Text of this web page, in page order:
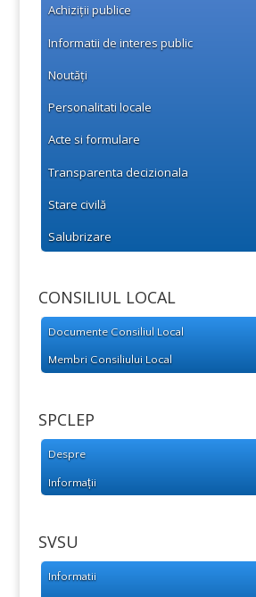
Achiziții publice
Informatii de interes public
Noutăți
Personalitati locale
Acte si formulare
Transparenta decizionala
Stare civilă
Salubrizare
CONSILIUL LOCAL
Documente Consiliul Local
Membri Consiliului Local
SPCLEP
Despre
Informații
SVSU
Informatii